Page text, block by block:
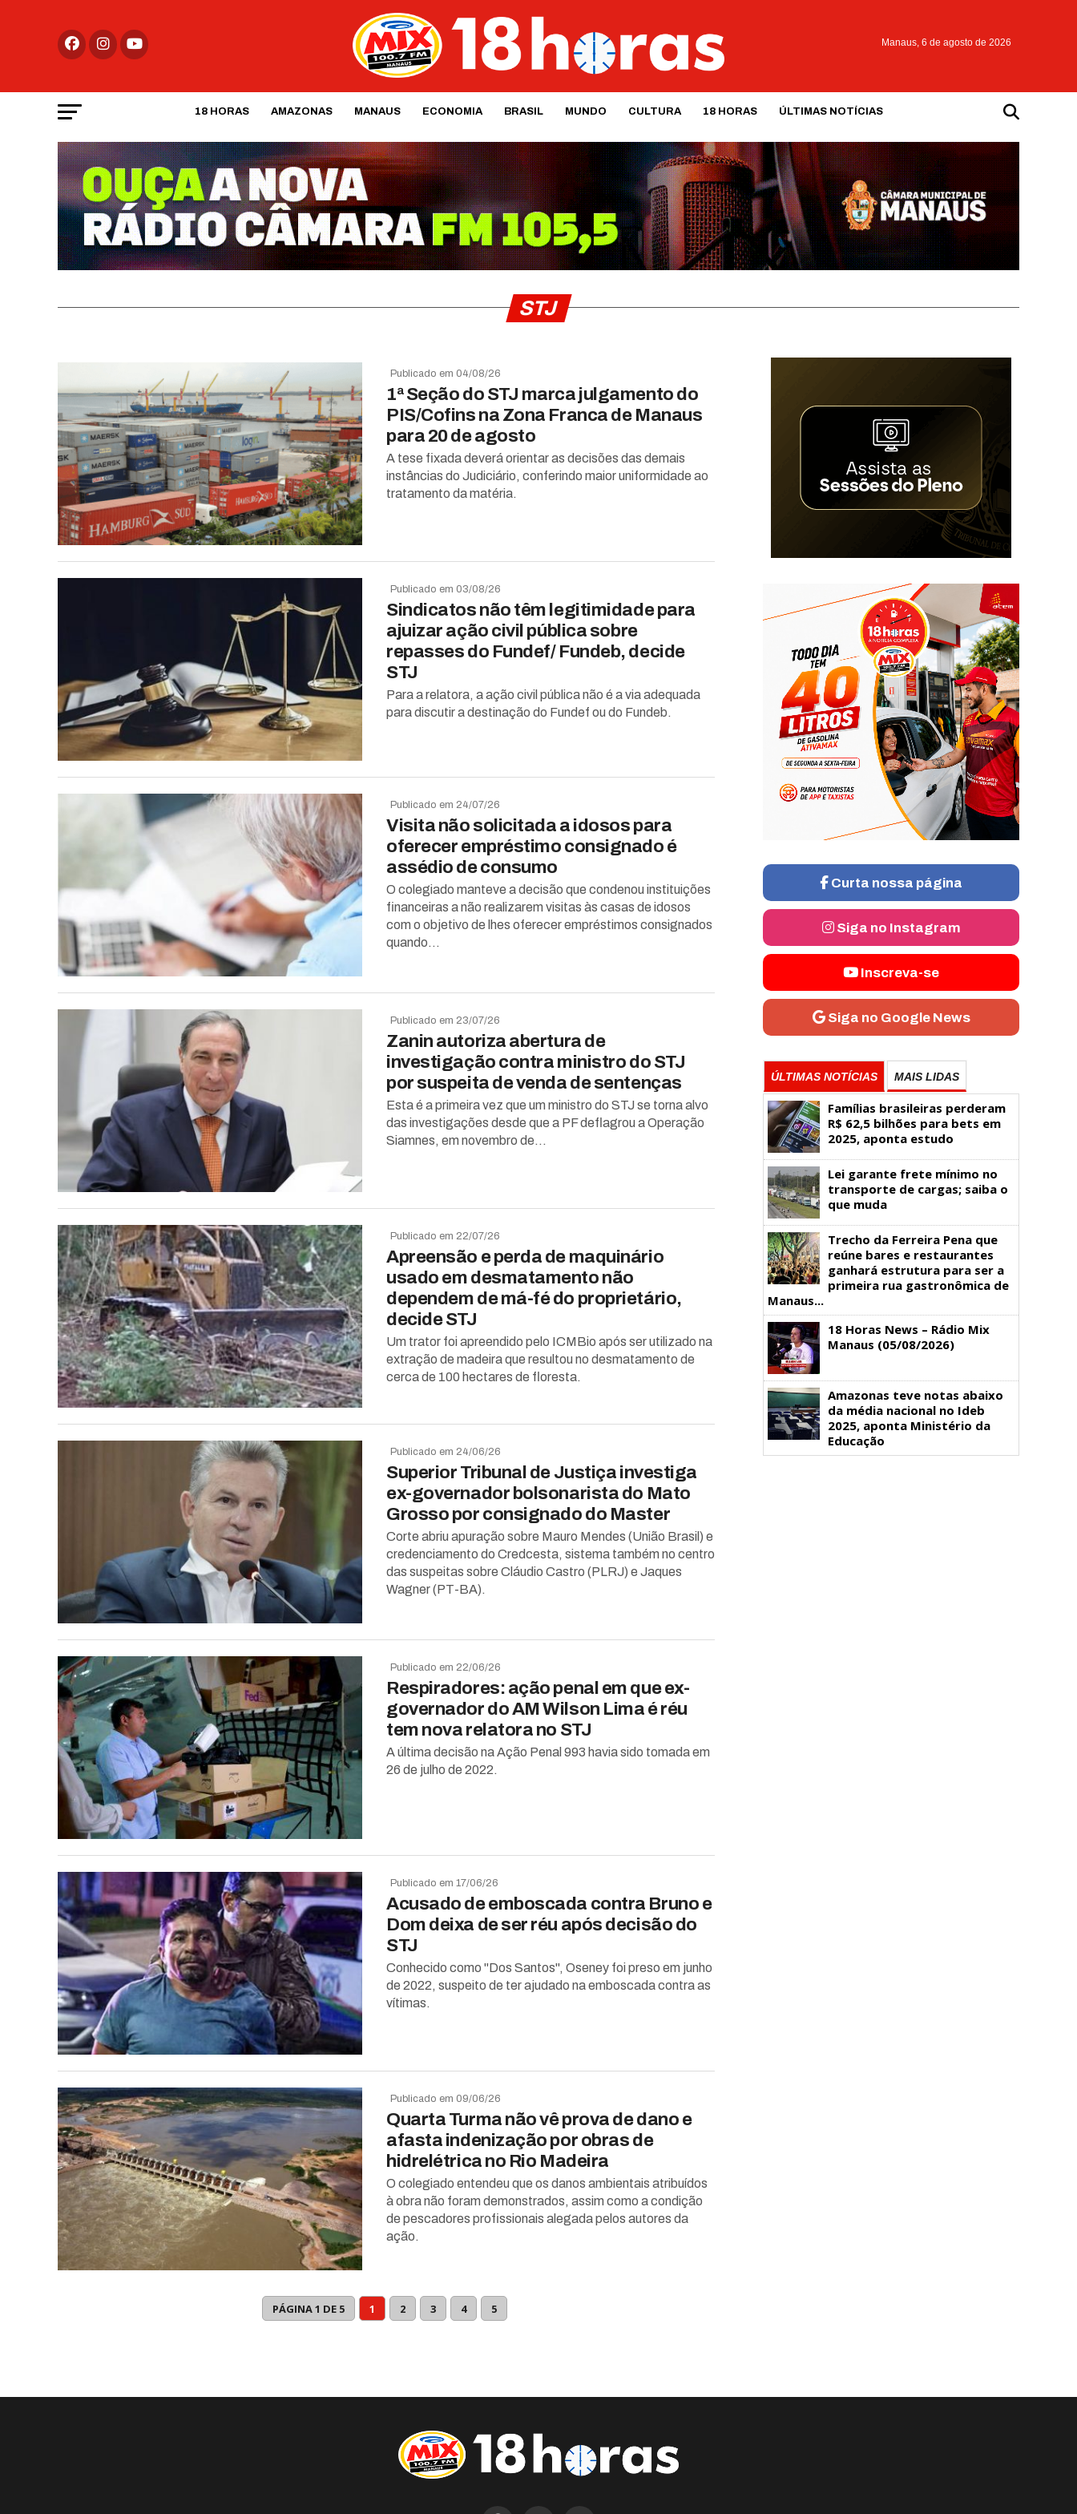
Manaus, 6 de agosto de 2026
18 HORAS AMAZONAS MANAUS ECONOMIA BRASIL MUNDO CULTURA 18 HORAS ÚLTIMAS NOTÍCIAS
STJ
Publicado em 04/08/26
1ª Seção do STJ marca julgamento do
PIS/Cofins na Zona Franca de Manaus
para 20 de agosto
A tese fixada deverá orientar as decisões das demais
instâncias do Judiciário, conferindo maior uniformidade ao
tratamento da matéria.
Publicado em 03/08/26
Sindicatos não têm legitimidade para
ajuizar ação civil pública sobre
repasses do Fundef/ Fundeb, decide
STJ
Para a relatora, a ação civil pública não é a via adequada
para discutir a destinação do Fundef ou do Fundeb.
Publicado em 24/07/26
Visita não solicitada a idosos para
oferecer empréstimo consignado é
assédio de consumo
O colegiado manteve a decisão que condenou instituições
financeiras a não realizarem visitas às casas de idosos
com o objetivo de lhes oferecer empréstimos consignados
quando...
Publicado em 23/07/26
Zanin autoriza abertura de
investigação contra ministro do STJ
por suspeita de venda de sentenças
Esta é a primeira vez que um ministro do STJ se torna alvo
das investigações desde que a PF deflagrou a Operação
Siamnes, em novembro de...
Publicado em 22/07/26
Apreensão e perda de maquinário
usado em desmatamento não
dependem de má-fé do proprietário,
decide STJ
Um trator foi apreendido pelo ICMBio após ser utilizado na
extração de madeira que resultou no desmatamento de
cerca de 100 hectares de floresta.
Publicado em 24/06/26
Superior Tribunal de Justiça investiga
ex-governador bolsonarista do Mato
Grosso por consignado do Master
Corte abriu apuração sobre Mauro Mendes (União Brasil) e
credenciamento do Credcesta, sistema também no centro
das suspeitas sobre Cláudio Castro (PLRJ) e Jaques
Wagner (PT-BA).
Publicado em 22/06/26
Respiradores: ação penal em que ex-
governador do AM Wilson Lima é réu
tem nova relatora no STJ
A última decisão na Ação Penal 993 havia sido tomada em
26 de julho de 2022.
Publicado em 17/06/26
Acusado de emboscada contra Bruno e
Dom deixa de ser réu após decisão do
STJ
Conhecido como "Dos Santos", Oseney foi preso em junho
de 2022, suspeito de ter ajudado na emboscada contra as
vítimas.
Publicado em 09/06/26
Quarta Turma não vê prova de dano e
afasta indenização por obras de
hidrelétrica no Rio Madeira
O colegiado entendeu que os danos ambientais atribuídos
à obra não foram demonstrados, assim como a condição
de pescadores profissionais alegada pelos autores da
ação.
PÁGINA 1 DE 5 1 2 3 4 5
Curta nossa página
Siga no Instagram
Inscreva-se
Siga no Google News
ÚLTIMAS NOTÍCIAS MAIS LIDAS
Famílias brasileiras perderam
R$ 62,5 bilhões para bets em
2025, aponta estudo
Lei garante frete mínimo no
transporte de cargas; saiba o
que muda
Trecho da Ferreira Pena que
reúne bares e restaurantes
ganhará estrutura para ser a
primeira rua gastronômica de
Manaus...
18 Horas News​​​​​​​​​​​​ – Rádio Mix
Manaus (05/08/2026)
Amazonas teve notas abaixo
da média nacional no Ideb
2025, aponta Ministério da
Educação